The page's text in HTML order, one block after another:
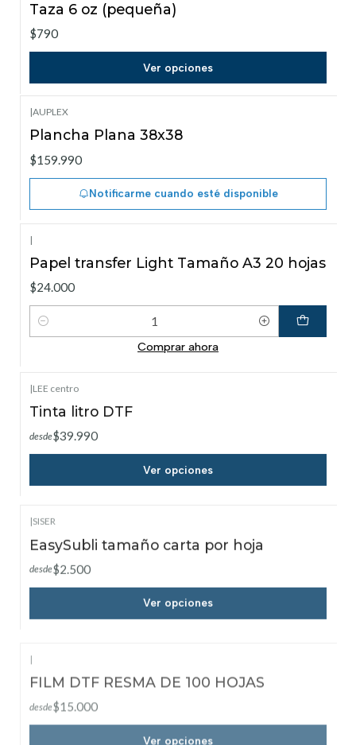
Taza 6 oz (pequeña)
$790
Ver opciones
Agotado
|AUPLEX
Plancha Plana 38x38
$159.990
Notificarme cuando esté disponible
|
Papel transfer Light Tamaño A3 20 hojas
$24.000
Cantidad
Comprar ahora
Tinta litro DTF
$39.990
EasySubli tamaño carta por hoja
desde$2.500
Ver opciones
FILM DTF RESMA DE 100 HOJAS
desde $15.000